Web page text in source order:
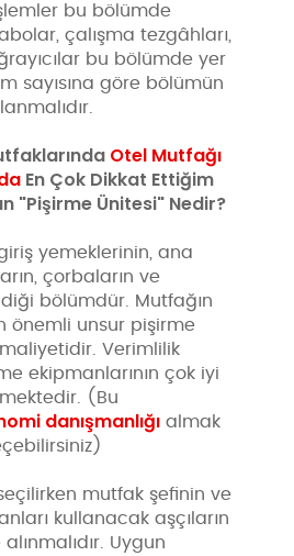
bu bölümde
çalışma tezgâhları,
bu bölümde yer
sayısına göre bölümün
Otel Mutfağı
En Çok Dikkat Ettiğim
"Pişirme Ünitesi" Nedir?
yemeklerinin, ana
çorbaların ve
bölümdür. Mutfağın
önemli unsur pişirme
Verimlilik
ekipmanlarının çok iyi
(Bu
danışmanlığı almak
mutfak şefinin ve
kullanacak aşçıların
Uygun